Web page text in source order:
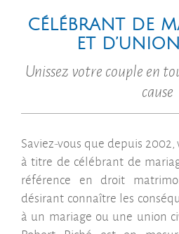
CÉLÉBRANT DE
ET
Unissez votre couple en
cause
Saviez-vous que depuis
à titre de célébrant de
référence en droit
désirant connaître les
à un mariage ou une union